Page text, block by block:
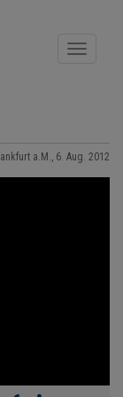
Toggle
a.M., 6. Aug. 2012